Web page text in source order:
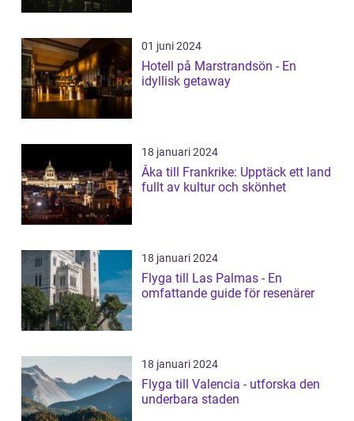
01 juni 2024
Hotell på Marstrandsön - En
idyllisk getaway
18 januari 2024
Åka till Frankrike: Upptäck ett land
fullt av kultur och skönhet
18 januari 2024
Flyga till Las Palmas - En
omfattande guide för resenärer
18 januari 2024
Flyga till Valencia - utforska den
underbara staden